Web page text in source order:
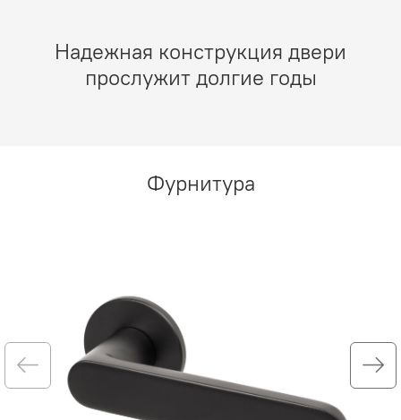
Надежная конструкция двери
прослужит долгие годы
Фурнитура